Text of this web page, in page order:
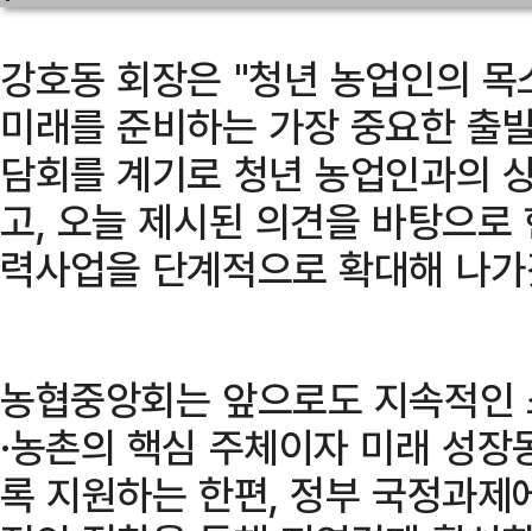
강호동 회장은 "청년 농업인의
미래를 준비하는 가장 중요한 출
담회를 계기로 청년 농업인과의
고, 오늘 제시된 의견을 바탕으
력사업을 단계적으로 확대해 나
농협중앙회는 앞으로도 지속적
·농촌의 핵심 주체이자 미래 성
록 지원하는 한편, 정부 국정과